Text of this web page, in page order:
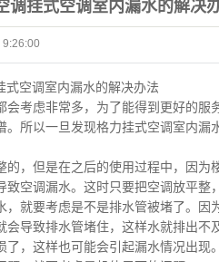
调挂式空调室内漏水的解决
式空调室内漏水的解决办法
虑非常多，为了能得到更好的服
所以一旦发现格力挂式空调室内
的，但是在之后的使用过程中，因
空调漏水。这时只要把空调放平整
，就要考虑是不是排水管被堵了。
导致排水管堵住，这样水就排出不
，这样也可能会引起漏水情况出现